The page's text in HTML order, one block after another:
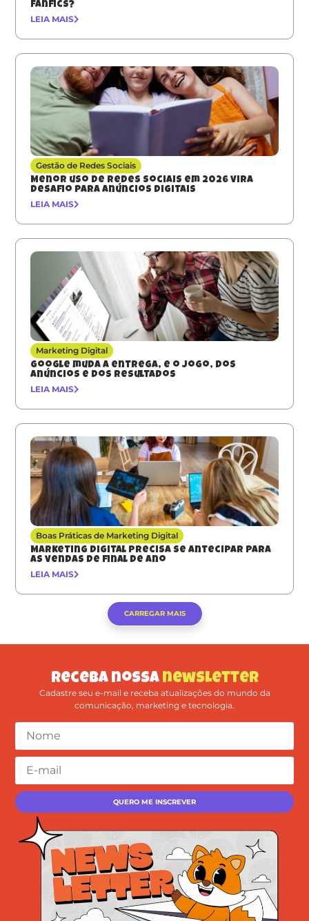
fanfics?
LEIA MAIS
Gestão de Redes Sociais
Menor uso de redes sociais em 2026 vira
desafio para anúncios digitais
LEIA MAIS
Marketing Digital
Google muda a entrega, e o jogo, dos
anúncios e dos resultados
LEIA MAIS
Boas Práticas de Marketing Digital
Marketing digital precisa se antecipar para
as vendas de final de ano
LEIA MAIS
CARREGAR MAIS
Receba nossa newsletter
Cadastre seu e-mail e receba atualizações do mundo da
comunicação, marketing e tecnologia.